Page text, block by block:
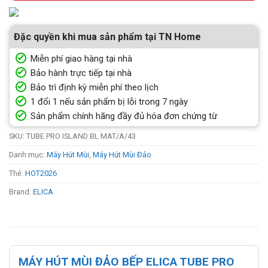
Đặc quyền khi mua sản phẩm tại TN Home
Miễn phí giao hàng tại nhà
Bảo hành trực tiếp tại nhà
Bảo trì định kỳ miễn phí theo lịch
1 đổi 1 nếu sản phẩm bị lỗi trong 7 ngày
Sản phẩm chính hãng đầy đủ hóa đơn chứng từ
SKU: TUBE PRO ISLAND BL MAT/A/43
Danh mục: Máy Hút Mùi, Máy Hút Mùi Đảo
Thẻ: HOT2026
Brand: ELICA
MÁY HÚT MÙI ĐẢO BẾP ELICA TUBE PRO